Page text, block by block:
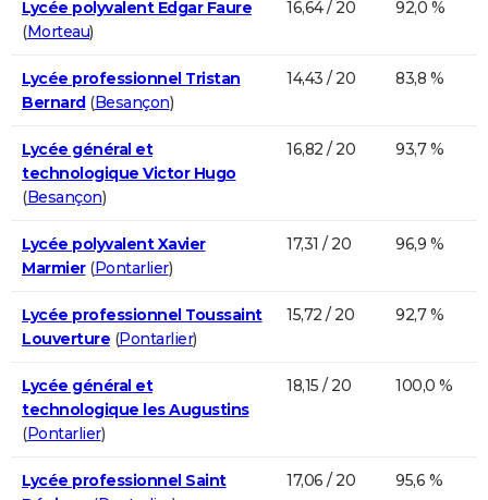
Lycée polyvalent Edgar Faure
(Morteau)
16,64 / 20 92,0 %
Lycée professionnel Tristan
Bernard(Besançon)
14,43 / 20 83,8 %
Lycée général et
technologique Victor Hugo
(Besançon)
16,82 / 20 93,7 %
Lycée polyvalent Xavier
Marmier(Pontarlier)
17,31 / 20 96,9 %
Lycée professionnel Toussaint
Louverture (Pontarlier)
15,72 / 20 92,7 %
Lycée général et
technologique les Augustins
(Pontarlier)
18,15 / 20 100,0 %
Lycée professionnel Saint
17,06 / 20 95,6 %